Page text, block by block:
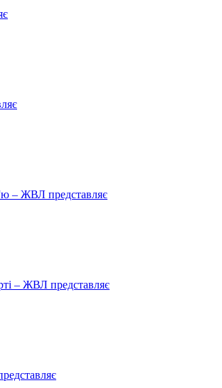
– ЖВЛ представляє
– ЖВЛ представляє